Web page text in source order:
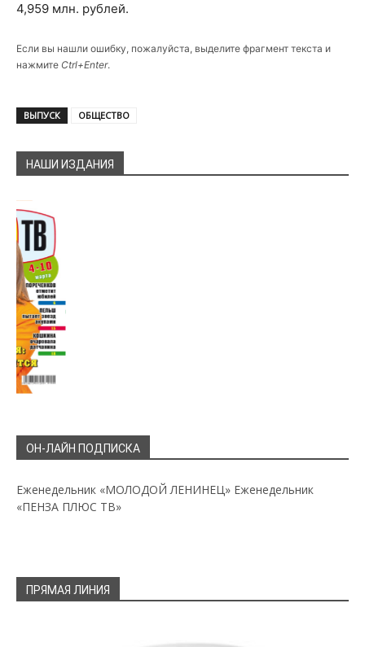
4,959 млн. рублей.
Если вы нашли ошибку, пожалуйста, выделите фрагмент текста и
нажмите Ctrl+Enter.
ВЫПУСК ОБЩЕСТВО
НАШИ ИЗДАНИЯ
ОН-ЛАЙН ПОДПИСКА
Еженедельник «МОЛОДОЙ ЛЕНИНЕЦ» Еженедельник
«ПЕНЗА ПЛЮС ТВ»
ПРЯМАЯ ЛИНИЯ